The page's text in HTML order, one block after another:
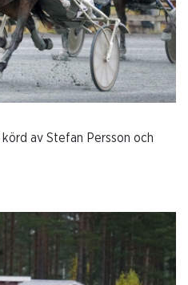
körd av Stefan Persson och